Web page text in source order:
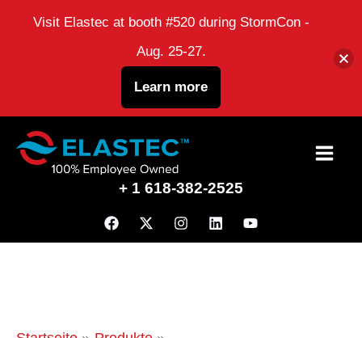
Zum
Inhalt
+ 1 618-382-2525
Visit Elastec at booth #520 during StormCon -
Aug. 25-27.
Learn more